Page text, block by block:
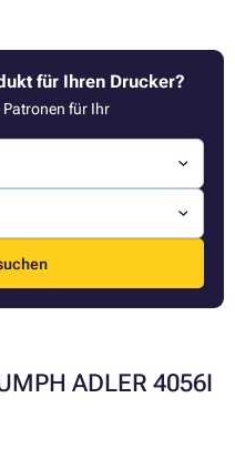
für Ihren Drucker?
Patronen für Ihr
ADLER 4056I